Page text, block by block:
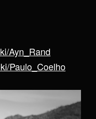
Ayn_Rand
Paulo_Coelho